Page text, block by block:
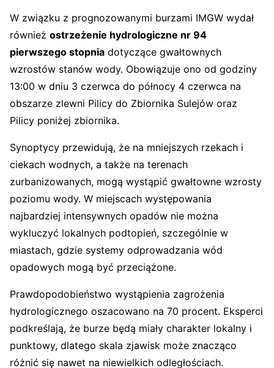
W związku z prognozowanymi burzami IMGW wydał
również ostrzeżenie hydrologiczne nr 94
pierwszego stopnia dotyczące gwałtownych
wzrostów stanów wody. Obowiązuje ono od godziny
13:00 w dniu 3 czerwca do północy 4 czerwca na
obszarze zlewni Pilicy do Zbiornika Sulejów oraz
Pilicy poniżej zbiornika.
Synoptycy przewidują, że na mniejszych rzekach i
ciekach wodnych, a także na terenach
zurbanizowanych, mogą wystąpić gwałtowne wzrosty
poziomu wody. W miejscach występowania
najbardziej intensywnych opadów nie można
wykluczyć lokalnych podtopień, szczególnie w
miastach, gdzie systemy odprowadzania wód
opadowych mogą być przeciążone.
Prawdopodobieństwo wystąpienia zagrożenia
hydrologicznego oszacowano na 70 procent. Eksperci
podkreślają, że burze będą miały charakter lokalny i
punktowy, dlatego skala zjawisk może znacząco
różnić się nawet na niewielkich odległościach.